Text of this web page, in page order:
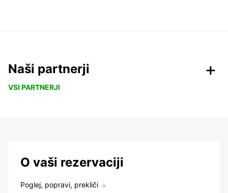
Naši partnerji
VSI PARTNERJI
O vaši rezervaciji
Poglej, popravi, prekliči